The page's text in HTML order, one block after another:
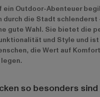
ein Outdoor-Abenteuer
durch die Stadt schlenderst
gute Wahl. Sie bietet die
und Style und
die Wert auf
so besonders sind